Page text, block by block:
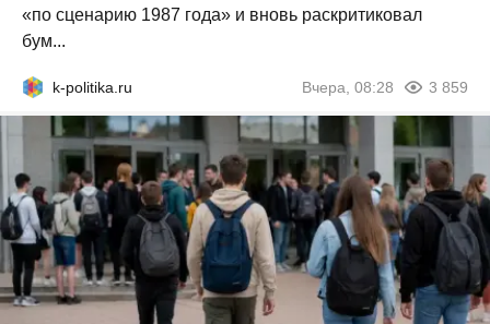
«по сценарию 1987 года» и вновь раскритиковал
бум...
k-politika.ru Вчера, 08:28 3 859